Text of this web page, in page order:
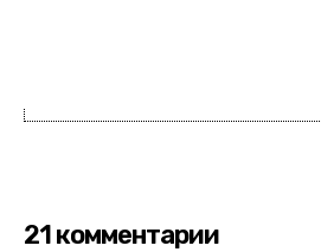
21 комментарии